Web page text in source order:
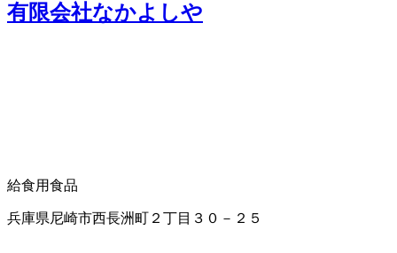
有限会社なかよしや
給食用食品
兵庫県尼崎市西長洲町２丁目３０－２５